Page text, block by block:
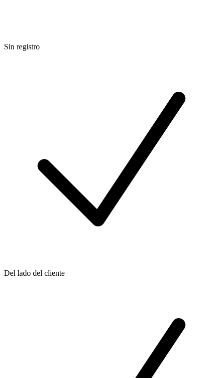
Sin registro
Del lado del cliente